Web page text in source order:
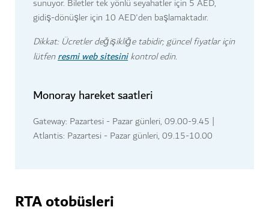
sunuyor. Biletler tek yönlü seyahatler için 5 AED,
gidiş-dönüşler için 10 AED'den başlamaktadır.
Dikkat: Ücretler değişikliğe tabidir; güncel fiyatlar için
lütfenresmi web sitesinikontrol edin.
Monoray hareket saatleri
Gateway: Pazartesi - Pazar günleri, 09.00-9.45 |
Atlantis: Pazartesi - Pazar günleri, 09.15-10.00
RTA otobüsleri